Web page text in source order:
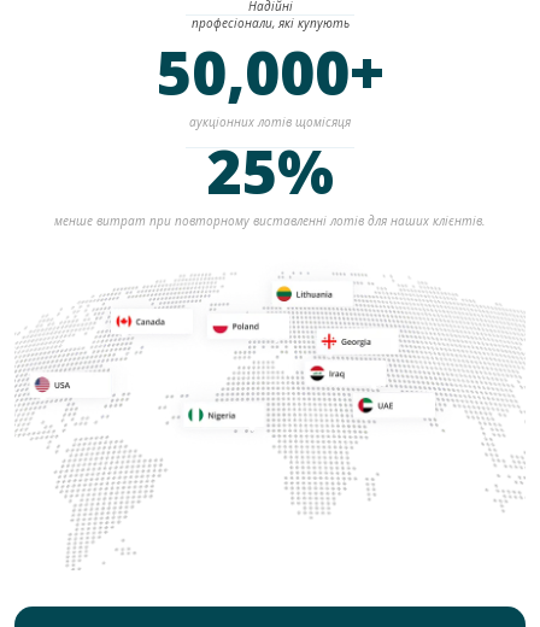
Надійні
професіонали, які купують
50,000+
аукціонних лотів щомісяця
25%
менше витрат при повторному виставленні лотів для наших клієнтів.